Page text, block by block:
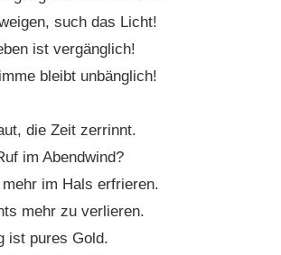
such das Licht!
ist vergänglich!
bleibt unbänglich!
die Zeit zerrinnt.
im Abendwind?
im Hals erfrieren.
mehr zu verlieren.
ist pures Gold.